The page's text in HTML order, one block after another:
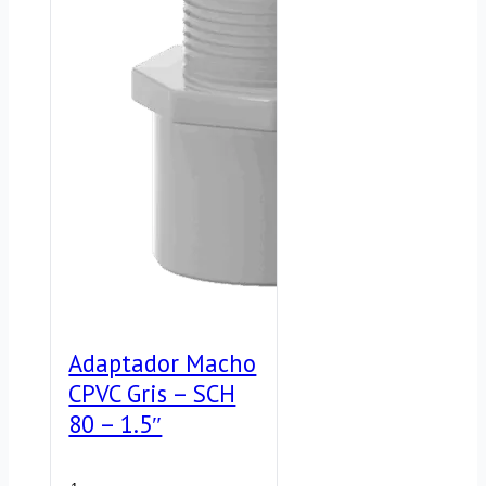
ASTM
F1970
cantidad
Adaptador Macho
CPVC Gris – SCH
80 – 1.5″